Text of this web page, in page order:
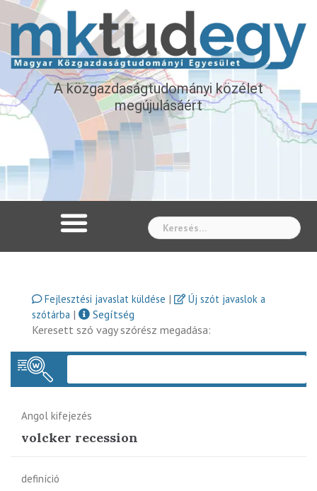
A közgazdaságtudományi közélet
megújulásáért
Fejlesztési javaslat küldése |
Új szót javaslok a
szótárba |
Segítség
Keresett szó vagy szórész megadása:
Angol kifejezés
volcker recession
definíció